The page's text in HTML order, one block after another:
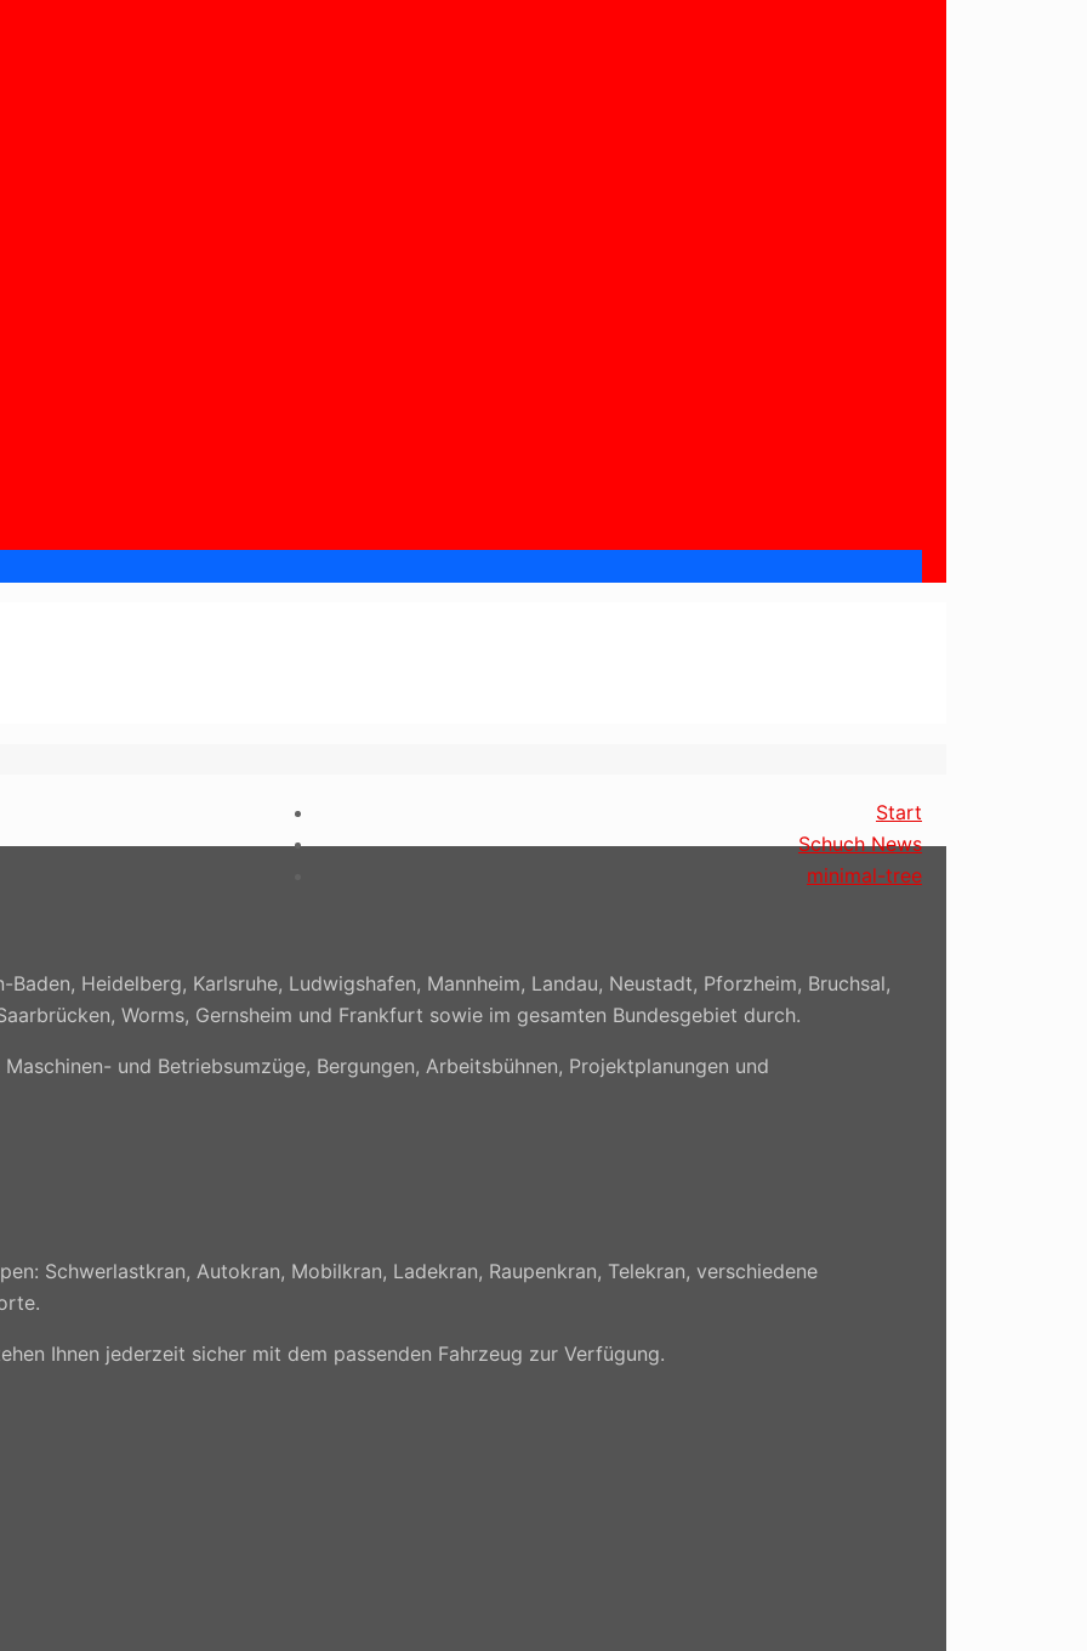
Start
Schuch News
minimal-tree
Heidelberg, Karlsruhe, Ludwigshafen, Mannheim, Landau, Neustadt, Pforzheim, Bruchsal,
Worms, Gernsheim und Frankfurt sowie im gesamten Bundesgebiet durch.
und Betriebsumzüge, Bergungen, Arbeitsbühnen, Projektplanungen und
Schwerlastkran, Autokran, Mobilkran, Ladekran, Raupenkran, Telekran, verschiedene
Ihnen jederzeit sicher mit dem passenden Fahrzeug zur Verfügung.